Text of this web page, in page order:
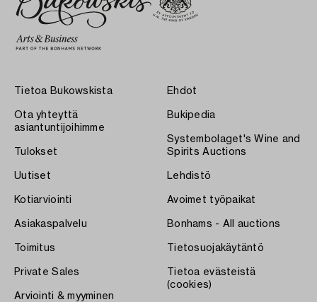
Tietoa Bukowskista
Ota yhteyttä
asiantuntijoihimme
Tulokset
Uutiset
Kotiarviointi
Asiakaspalvelu
Toimitus
Private Sales
Arviointi & myyminen
Ehdot
Bukipedia
Systembolaget's Wine and
Spirits Auctions
Lehdistö
Avoimet työpaikat
Bonhams - All auctions
Tietosuojakäytäntö
Tietoa evästeistä
(cookies)